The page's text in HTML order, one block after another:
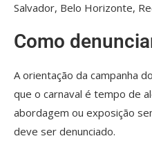
Salvador, Belo Horizonte,
Como
A orientação da campanha
que o carnaval é tempo de
abordagem ou exposição
deve ser denunciado.